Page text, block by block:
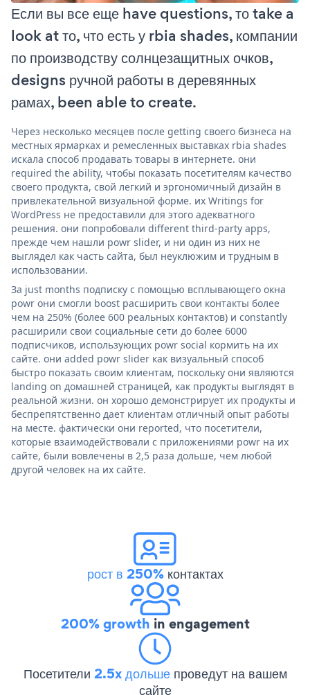
Если вы все еще have questions, то take a
look at то, что есть у rbia shades, компании
по производству солнцезащитных очков,
designs ручной работы в деревянных
рамах, been able to create.
Через несколько месяцев после getting своего бизнеса на
местных ярмарках и ремесленных выставках rbia shades
искала способ продавать товары в интернете. они
required the ability, чтобы показать посетителям качество
своего продукта, свой легкий и эргономичный дизайн в
привлекательной визуальной форме. их Writings for
WordPress не предоставили для этого адекватного
решения. они попробовали different third-party apps,
прежде чем нашли powr slider, и ни один из них не
выглядел как часть сайта, был неуклюжим и трудным в
использовании.
За just months подписку с помощью всплывающего окна
powr они смогли boost расширить свои контакты более
чем на 250% (более 600 реальных контактов) и constantly
расширили свои социальные сети до более 6000
подписчиков, использующих powr social кормить на их
сайте. они added powr slider как визуальный способ
быстро показать своим клиентам, поскольку они являются
landing on домашней страницей, как продукты выглядят в
реальной жизни. он хорошо демонстрирует их продукты и
беспрепятственно дает клиентам отличный опыт работы
на месте. фактически они reported, что посетители,
которые взаимодействовали с приложениями powr на их
сайте, были вовлечены в 2,5 раза дольше, чем любой
другой человек на их сайте.
рост в 250%контактах
200% growth in engagement
Посетители 2.5x дольше проведут на вашем
сайте